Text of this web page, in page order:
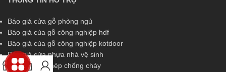
Báo giá cửa gỗ phòng ngủ
Báo giá của gỗ công nghiệp hdf
Báo giá của gỗ công nghiệp kotdoor
Báo giá cửa nhựa nhà vệ sinh
Báo giá cửa thép chống cháy